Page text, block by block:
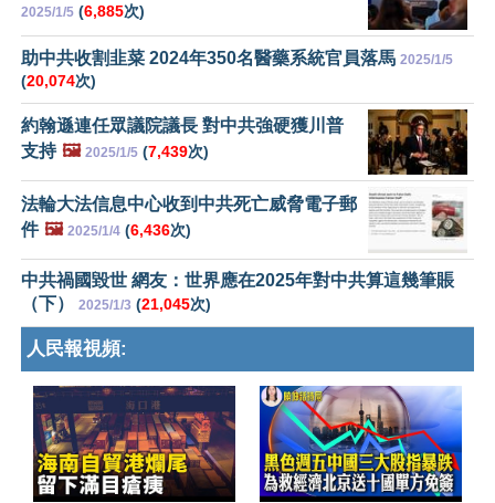
2025/1/5 (6,885次)
助中共收割韭菜 2024年350名醫藥系統官員落馬 2025/1/5
(20,074次)
約翰遜連任眾議院議長 對中共強硬獲川普
支持 🖼️ 2025/1/5 (7,439次)
法輪大法信息中心收到中共死亡威脅電子郵
件 🖼️ 2025/1/4 (6,436次)
中共禍國毀世 網友：世界應在2025年對中共算這幾筆賬
（下）
2025/1/3 (21,045次)
人民報視頻: